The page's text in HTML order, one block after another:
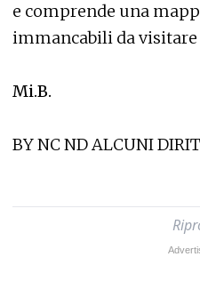
e comprende una
immancabili da
Mi.B.
BY NC ND ALCUNI